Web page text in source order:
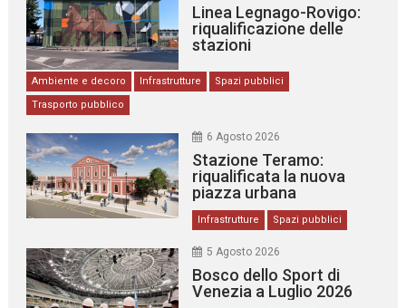
Linea Legnago-Rovigo:
riqualificazione delle
stazioni
Ambiente e decoro Infrastrutture
Spazi pubblici
Trasporto pubblico
6 Agosto 2026
Stazione Teramo:
riqualificata la nuova
piazza urbana
Infrastrutture Spazi pubblici
5 Agosto 2026
Bosco dello Sport di
Venezia a Luglio 2026